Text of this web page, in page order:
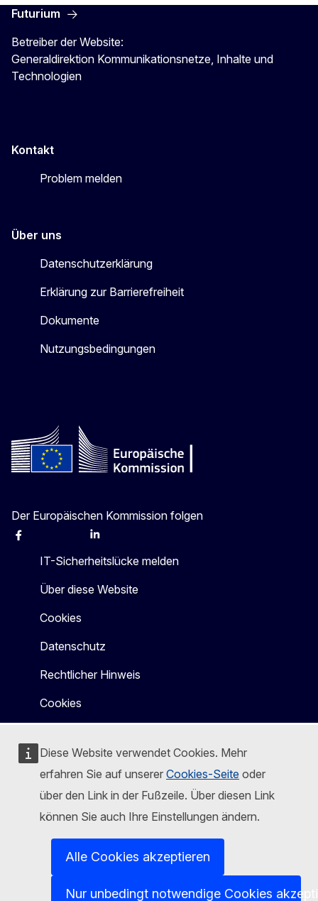
Diese Website verwendet Cookies. Mehr
erfahren Sie auf unserer Cookies-Seite oder
über den Link in der Fußzeile. Über diesen Link
können Sie auch Ihre Einstellungen ändern.
Alle Cookies akzeptieren
Nur unbedingt notwendige Cookies
Futurium
Betreiber der Website:
Generaldirektion Kommunikationsnetze, Inhalte und
Technologien
Kontakt
Problem melden
Über uns
Datenschutzerklärung
Erklärung zur Barrierefreiheit
Dokumente
Nutzungsbedingungen
Der Europäischen Kommission folgen
Facebook Linkedin
IT-Sicherheitslücke melden
Über diese Website
Cookies
Datenschutz
Rechtlicher Hinweis
Cookies